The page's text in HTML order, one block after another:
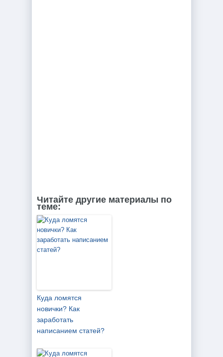
Читайте другие материалы по
теме:
Куда ломятся
новички? Как
заработать
написанием статей?